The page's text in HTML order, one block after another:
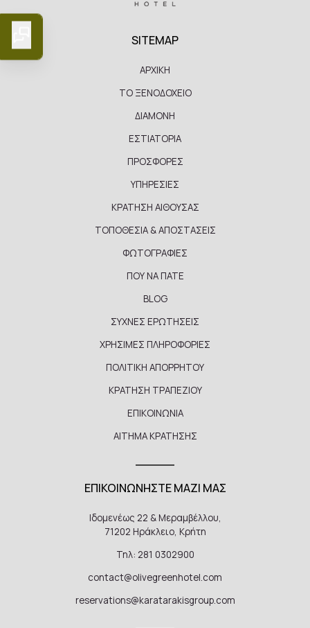
SITEMAP
ΑΡΧΙΚΗ
ΤΟ ΞΕΝΟΔΟΧΕΙΟ
ΔΙΑΜΟΝΗ
ΕΣΤΙΑΤΟΡΙΑ
ΠΡΟΣΦΟΡΕΣ
ΥΠΗΡΕΣΙΕΣ
ΚΡΑΤΗΣΗ ΑΙΘΟΥΣΑΣ
ΤΟΠΟΘΕΣΙΑ & ΑΠΟΣΤΑΣΕΙΣ
ΦΩΤΟΓΡΑΦΙΕΣ
ΠΟΥ ΝΑ ΠΑΤΕ
BLOG
ΣΥΧΝΕΣ ΕΡΩΤΗΣΕΙΣ
ΧΡΗΣΙΜΕΣ ΠΛΗΡΟΦΟΡΙΕΣ
ΠΟΛΙΤΙΚΗ ΑΠΟΡΡΗΤΟΥ
ΚΡΑΤΗΣΗ ΤΡΑΠΕΖΙΟΥ
ΕΠΙΚΟΙΝΩΝΙΑ
ΑΙΤΗΜΑ ΚΡΑΤΗΣΗΣ
ΕΠΙΚΟΙΝΩΝΗΣΤΕ ΜΑΖΙ ΜΑΣ
Ιδομενέως 22 & Μεραμβέλλου,
71202 Ηράκλειο, Κρήτη
Τηλ: 281 0302900
contact@olivegreenhotel.com
reservations@karatarakisgroup.com